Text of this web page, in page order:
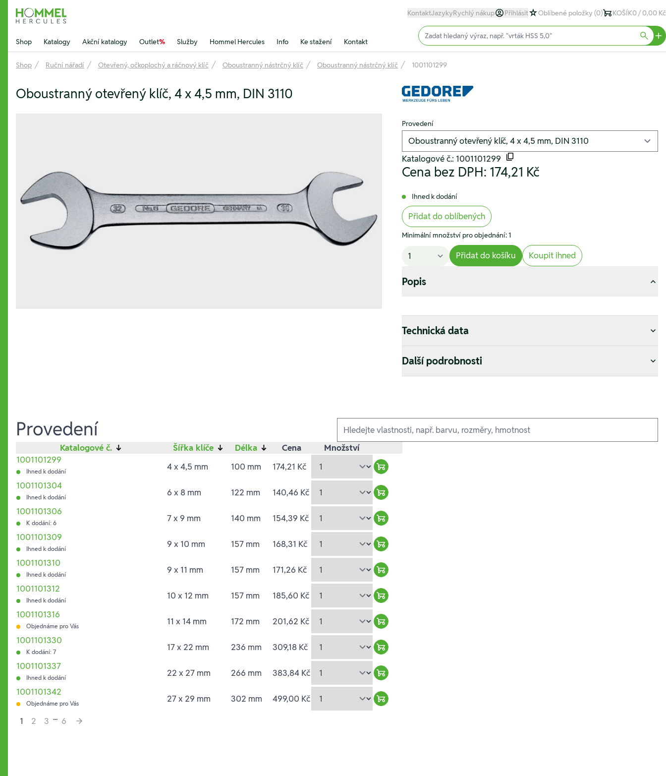
Hommel Hercules
KontaktJazykyRychlý nákup Přihlásit Oblíbené položky (0) KOŠÍK0 / 0,00 Kč
Shop Katalogy Akční katalogy Outlet% Služby Hommel Hercules Info Ke stažení Kontakt
Input (text)
Shop Ruční nářadí Otevřený, očkoplochý a ráčnový klíč Oboustranný nástrčný klíč Oboustranný nástrčný klíč 1001101299
Oboustranný otevřený klíč, 4 x 4,5 mm, DIN 3110
Provedení
Katalogové č.: 1001101299
Cena bez DPH: 174,21 Kč
Ihned k dodání
Přidat do oblíbených
Minimální množství pro objednání: 1
Přidat do košíku Koupit ihned
Popis
Technická data
Další podrobnosti
Provedení Ausführungen
Katalogové č. ↓ Šířka klíče ↓ Délka ↓ Cena
Množství
1001101299
Ihned k dodání 4 x 4,5 mm 100 mm 174,21 Kč
Warenkorb hinzufügen
1001101304
Ihned k dodání 6 x 8 mm 122 mm 140,46 Kč
Warenkorb hinzufügen
1001101306
K dodání: 6 7 x 9 mm 140 mm 154,39 Kč
Warenkorb hinzufügen
1001101309
Ihned k dodání 9 x 10 mm 157 mm 168,31 Kč
Warenkorb hinzufügen
1001101310
Ihned k dodání 9 x 11 mm 157 mm 171,26 Kč
Warenkorb hinzufügen
1001101312
Ihned k dodání 10 x 12 mm 157 mm 185,60 Kč
Warenkorb hinzufügen
1001101316
Objednáme pro Vás 11 x 14 mm 172 mm 201,62 Kč
Warenkorb hinzufügen
1001101330
K dodání: 7 17 x 22 mm 236 mm 309,18 Kč
Warenkorb hinzufügen
1001101337
Ihned k dodání 22 x 27 mm 266 mm 383,84 Kč
Warenkorb hinzufügen
1001101342
Objednáme pro Vás 27 x 29 mm 302 mm 499,00 Kč
Warenkorb hinzufügen
1
2 3 ... 6